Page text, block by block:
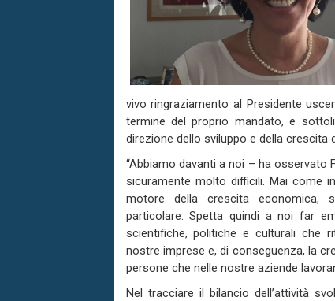
vivo ringraziamento al Presidente
termine del proprio mandato, e
direzione dello sviluppo e della crescita
“Abbiamo davanti a noi – ha osservato
sicuramente molto difficili.Mai come
motore della crescita
particolare.Spetta quindi a noi far
scientifiche, politiche e culturali che
nostre imprese e, di conseguenza, la
persone che nelle nostre aziende
Nel tracciare il bilancio dell’attività